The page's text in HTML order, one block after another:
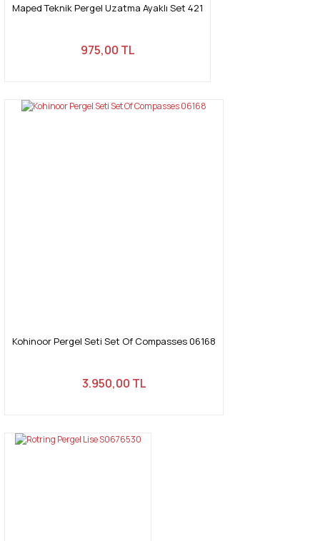
Maped Teknik Pergel Uzatma Ayaklı Set 421
975,00 TL
Kohinoor Pergel Seti Set Of Compasses 06168
3.950,00 TL